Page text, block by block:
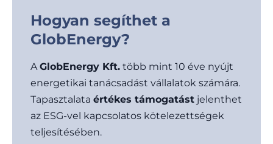
Hogyan segíthet a
GlobEnergy?
AGlobEnergy Kft. több mint 10 éve nyújt
energetikai tanácsadást vállalatok számára.
Tapasztalata értékes támogatást jelenthet
az ESG-vel kapcsolatos kötelezettségek
teljesítésében.